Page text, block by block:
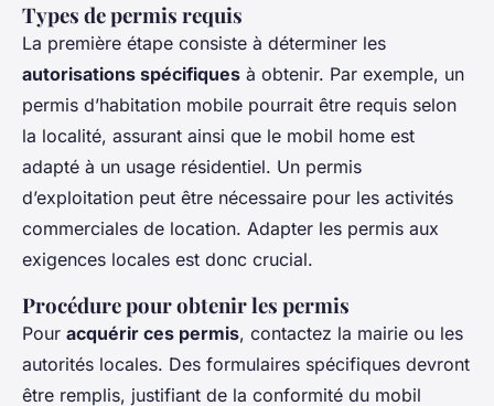
Types de permis requis
La première étape consiste à déterminer les
autorisations spécifiques à obtenir. Par exemple, un
permis d’habitation mobile pourrait être requis selon
la localité, assurant ainsi que le mobil home est
adapté à un usage résidentiel. Un permis
d’exploitation peut être nécessaire pour les activités
commerciales de location. Adapter les permis aux
exigences locales est donc crucial.
Procédure pour obtenir les permis
Pour acquérir ces permis, contactez la mairie ou les
autorités locales. Des formulaires spécifiques devront
être remplis, justifiant de la conformité du mobil